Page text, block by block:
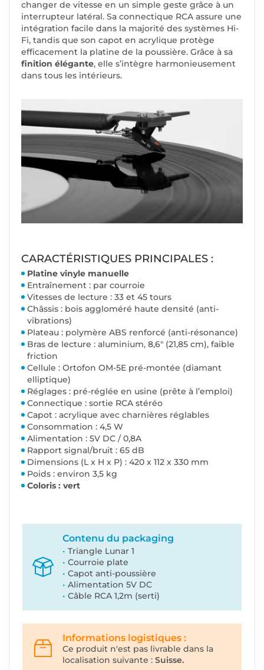
changer de vitesse en un simple geste grâce à un
interrupteur latéral. Sa connectique RCA assure une
intégration facile dans la majorité des systèmes Hi-
Fi, tandis que son capot en acrylique protège
efficacement la platine de la poussière. Grâce à sa
finition élégante, elle s’intègre harmonieusement
dans tous les intérieurs.
CARACTÉRISTIQUES PRINCIPALES :
Platine vinyle manuelle
Entraînement : par courroie
Vitesses de lecture : 33 et 45 tours
Châssis : bois aggloméré haute densité (anti-
vibrations)
Plateau : polymère ABS renforcé (anti-résonance)
Bras de lecture : aluminium, 8,6" (21,85 cm), faible
friction
Cellule : Ortofon OM-5E pré-montée (diamant
elliptique)
Réglages : pré-réglée en usine (prête à l’emploi)
Connectique : sortie RCA stéréo
Capot : acrylique avec charnières réglables
Consommation : 4,5 W
Alimentation : 5V DC / 0,8A
Rapport signal/bruit : 65 dB
Dimensions (L x H x P) : 420 x 112 x 330 mm
Poids : environ 3,5 kg
Coloris : vert
Contenu du packaging
Triangle Lunar 1
Courroie plate
Capot anti-poussière
Alimentation 5V DC
Câble RCA 1,2m (serti)
Informations logistiques :
Ce produit n'est pas livrable dans la
localisation suivante : Suisse.